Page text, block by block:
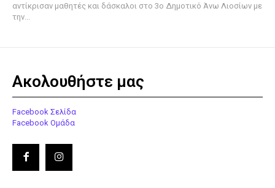
αντίκρισαν μαθητές και δάσκαλοι στο 3ο Δημοτικό Άνω Λιοσίων με
την...
Ακολουθήστε μας
Facebook Σελίδα
Facebook Ομάδα